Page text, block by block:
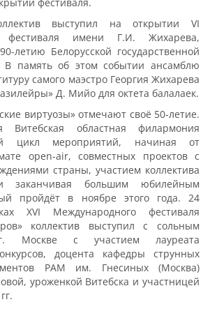
выступил на открытии VI
фестиваля имени Г.И. Жихарева,
летию Белорусской государственной
В память об этом событии ансамблю
самого маэстро Георгия Жихарева
Д. Мийо для октета балалаек.
виртуозы» отмечают своё 50-летие.
областная филармония
цикл мероприятий, начиная от
open-air, совместных проектов с
страны, участием коллектива
заканчивая большим юбилейным
пройдёт в ноябре этого года. 24
XVI Международного фестиваля
коллектив выступил с сольным
Москве с участием лауреата
доцента кафедры струнных
РАМ им. Гнесиных (Москва)
уроженкой Витебска и участницей